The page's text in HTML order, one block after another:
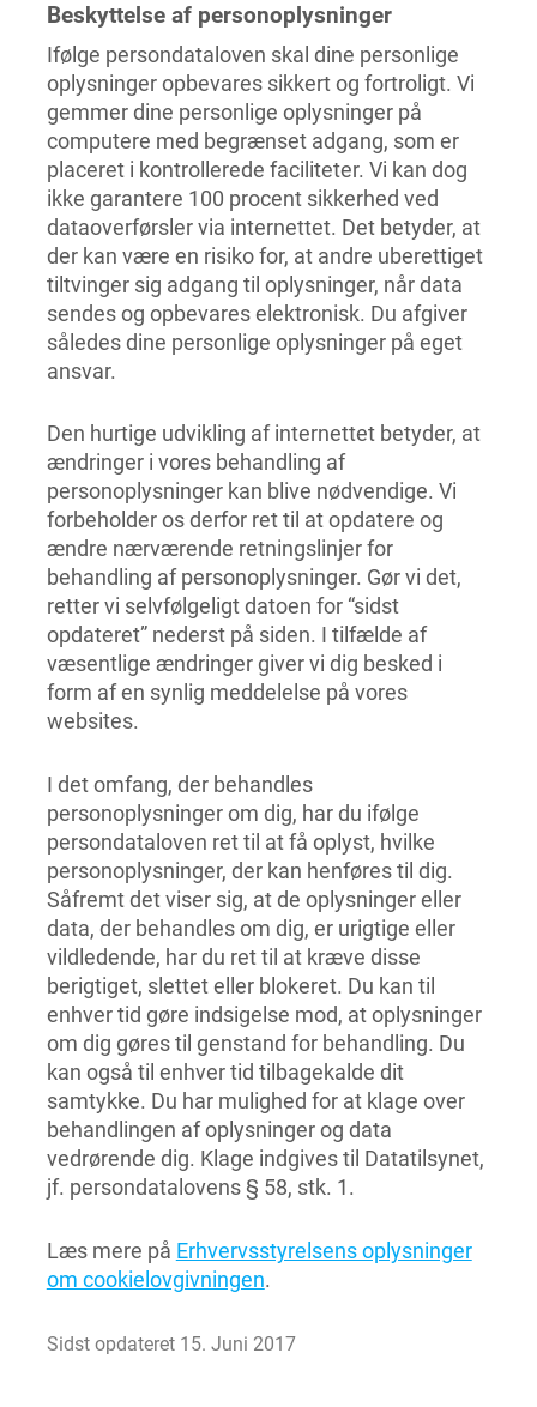
Beskyttelse af personoplysninger
Ifølge persondataloven skal dine personlige
oplysninger opbevares sikkert og fortroligt. Vi
gemmer dine personlige oplysninger på
computere med begrænset adgang, som er
placeret i kontrollerede faciliteter. Vi kan dog
ikke garantere 100 procent sikkerhed ved
dataoverførsler via internettet. Det betyder, at
der kan være en risiko for, at andre uberettiget
tiltvinger sig adgang til oplysninger, når data
sendes og opbevares elektronisk. Du afgiver
således dine personlige oplysninger på eget
ansvar.
Den hurtige udvikling af internettet betyder, at
ændringer i vores behandling af
personoplysninger kan blive nødvendige. Vi
forbeholder os derfor ret til at opdatere og
ændre nærværende retningslinjer for
behandling af personoplysninger. Gør vi det,
retter vi selvfølgeligt datoen for “sidst
opdateret” nederst på siden. I tilfælde af
væsentlige ændringer giver vi dig besked i
form af en synlig meddelelse på vores
websites.
I det omfang, der behandles
personoplysninger om dig, har du ifølge
persondataloven ret til at få oplyst, hvilke
personoplysninger, der kan henføres til dig.
Såfremt det viser sig, at de oplysninger eller
data, der behandles om dig, er urigtige eller
vildledende, har du ret til at kræve disse
berigtiget, slettet eller blokeret. Du kan til
enhver tid gøre indsigelse mod, at oplysninger
om dig gøres til genstand for behandling. Du
kan også til enhver tid tilbagekalde dit
samtykke. Du har mulighed for at klage over
behandlingen af oplysninger og data
vedrørende dig. Klage indgives til Datatilsynet,
jf. persondatalovens § 58, stk. 1.
Læs mere på Erhvervsstyrelsens oplysninger
om cookielovgivningen.
Sidst opdateret 15. Juni 2017